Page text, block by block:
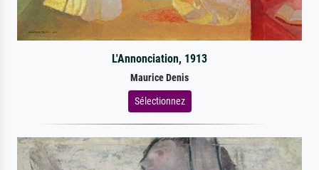
L'Annonciation, 1913
Maurice Denis
Sélectionnez